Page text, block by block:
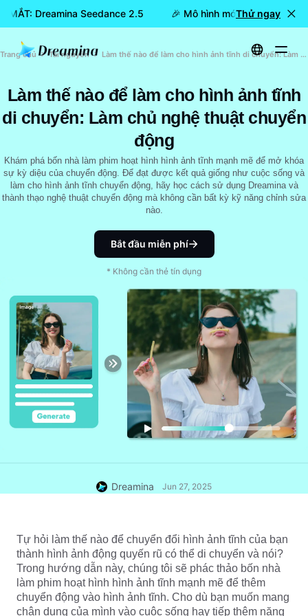
MẮT: Dreamina Seedance 2.5 🎉 Mô hình mới đã RA MẮT:
Thử ngay
Trang chủ Tài nguyên Làm thế nào để làm cho hình ảnh tĩnh di chuyển: Làm chủ nghệ thuật chuyển động
Làm thế nào để làm cho hình ảnh tĩnh
di chuyển: Làm chủ nghệ thuật chuyển
động
Khám phá bốn nhà làm phim hoạt hình hình ảnh tĩnh mạnh mẽ để mở khóa
sự kỳ diệu của chuyển động. Để đạt được kết quả giống như cuộc sống và
làm cho hình ảnh tĩnh chuyển động, hãy học cách sử dụng Dreamina và
thành thạo nghệ thuật chuyển động mà không cần bất kỳ kỹ năng chỉnh sửa
nào.
Bắt đầu miễn phí
* Không cần thẻ tín dụng
Dreamina Jun 27, 2025
Tự hỏi làm thế nào để chuyển đổi hình ảnh tĩnh của bạn
thành hình ảnh động quyến rũ có thể di chuyển và nói?
Trong hướng dẫn này, chúng tôi sẽ phác thảo bốn nhà
làm phim hoạt hình hình ảnh tĩnh mạnh mẽ để thêm
chuyển động vào hình ảnh tĩnh. Cho dù bạn muốn mang
chân dung của mình vào cuộc sống hay tiếp thêm năng